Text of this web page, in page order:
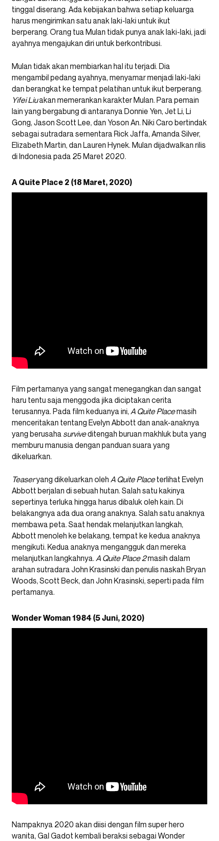
tinggal diserang. Ada kebijakan bahwa setiap keluarga
harus mengirimkan satu anak laki-laki untuk ikut
berperang. Orang tua Mulan tidak punya anak laki-laki, jadi
ayahnya mengajukan diri untuk berkontribusi.
Mulan tidak akan membiarkan hal itu terjadi. Dia
mengambil pedang ayahnya, menyamar menjadi laki-laki
dan berangkat ke tempat pelatihan untuk ikut berperang.
Yifei Liuakan memerankan karakter Mulan. Para pemain
lain yang bergabung di antaranya Donnie Yen, Jet Li, Li
Gong, Jason Scott Lee, dan Yoson An. Niki Caro bertindak
sebagai sutradara sementara Rick Jaffa, Amanda Silver,
Elizabeth Martin, dan Lauren Hynek. Mulan dijadwalkan rilis
di Indonesia pada 25 Maret 2020.
A Quite Place 2 (18 Maret, 2020)
Film pertamanya yang sangat menegangkan dan sangat
haru tentu saja menggoda jika diciptakan cerita
terusannya. Pada film keduanya ini, A Quite Placemasih
menceritakan tentang Evelyn Abbott dan anak-anaknya
yang berusaha surviveditengah buruan makhluk buta yang
memburu manusia dengan panduan suara yang
dikeluarkan.
Teaseryang dikeluarkan oleh A Quite Placeterlihat Evelyn
Abbott berjalan di sebuah hutan. Salah satu kakinya
sepertinya terluka hingga harus dibaluk oleh kain. Di
belakangnya ada dua orang anaknya. Salah satu anaknya
membawa peta. Saat hendak melanjutkan langkah,
Abbott menoleh ke belakang, tempat ke kedua anaknya
mengikuti. Kedua anaknya mengangguk dan mereka
melanjutkan langkahnya. A Quite Place 2masih dalam
arahan sutradara John Krasinski dan penulis naskah Bryan
Woods, Scott Beck, dan John Krasinski, seperti pada film
pertamanya.
Wonder Woman 1984 (5 Juni, 2020)
Nampaknya 2020 akan diisi dengan film super hero
wanita, Gal Gadot kembali beraksi sebagai Wonder